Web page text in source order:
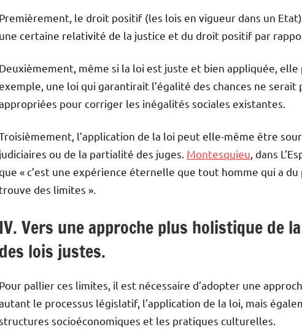
Premièrement, le droit positif (les lois en vigueur dans un
une certaine relativité de la justice et du droit positif par
Deuxièmement, même si la loi est juste et bien appliquée,
une loi qui garantirait l’égalité des chances ne
pour corriger les inégalités sociales existantes.
l’application de la loi peut elle-même être
judiciaires ou de la partialité des juges. Montesquieu, dans
« c’est une expérience éternelle que tout homme qui a du
trouve des limites ».
IV. Vers une approche plus holistique de
des lois justes.
Pour pallier ces limites, il est nécessaire d’adopter une
le processus législatif, l’application de la loi, mais
socioéconomiques et les pratiques culturelles.